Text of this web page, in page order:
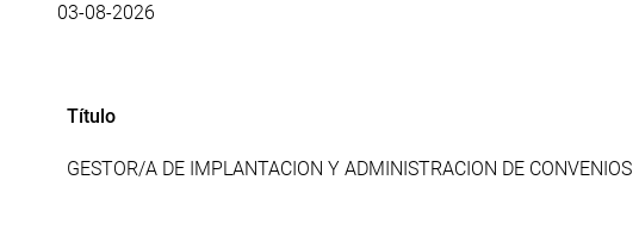
03-08-2026
Título
Título
GESTOR/A DE IMPLANTACION Y ADMINISTRACION DE CONVENIOS